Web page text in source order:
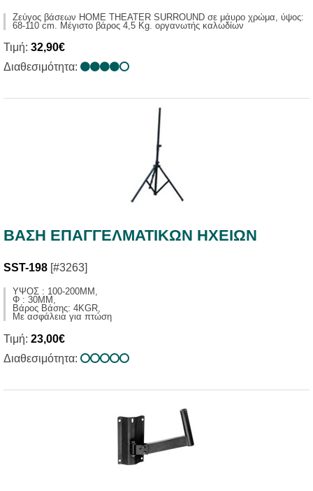
Zεύγος βάσεων HOME THEATER SURROUND σε μάυρο χρώμα, ύψος:
68-110 cm. Μέγιστο βάρος 4,5 Kg. οργανωτής καλωδίων
Τιμή: 32,90€
Διαθεσιμότητα:
ΒΑΣΗ ΕΠΑΓΓΕΛΜΑΤΙΚΩΝ ΗΧΕΙΩΝ
SST-198 [#3263]
ΥΨΟΣ : 100-200MM,
Φ : 30MM,
Βάρος Βάσης: 4KGR,
Με ασφάλεια για πτώση
Τιμή: 23,00€
Διαθεσιμότητα: